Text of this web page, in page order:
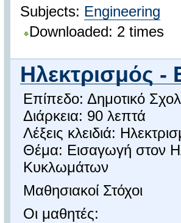
Subjects: Engineering
Downloaded: 2 times
Ηλεκτρισμός -
Επίπεδο: Δημοτικό
Διάρκεια: 90 λεπτά
Λέξεις κλειδιά:
Θέμα: Εισαγωγή στον
Κυκλωμάτων
Μαθησιακοί Στόχοι
Οι μαθητές: